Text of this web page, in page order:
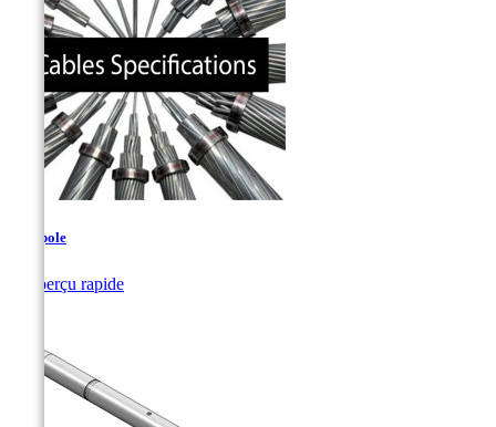
Tadepole
Aperçu rapide